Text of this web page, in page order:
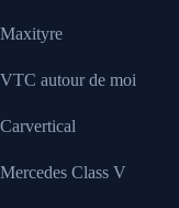
Maxityre
VTC autour de moi
Carvertical
Mercedes Class V